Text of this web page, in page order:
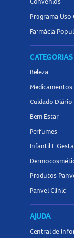
Programa Uso
Farmácia
CATEGORIAS
Beleza
Medicamentos
Cuidado Diário
Bem Estar
Perfumes
Infantil E
Produtos
Panvel Clinic
AJUDA
Central de